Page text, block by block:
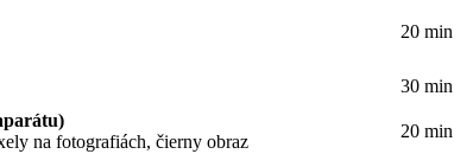
20 min
30 min
na fotografiách, čierny obraz
20 min